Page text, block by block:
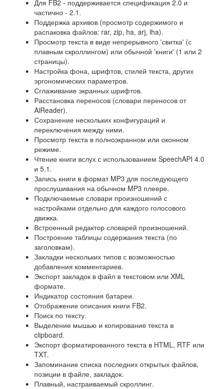
Для FB2 - поддерживается спецификация 2.0 и
частично - 2.1.
Поддержка архивов (просмотр содержимого и
распаковка файлов: rar, zip, ha, arj, lha).
Просмотр текста в виде непрерывного 'свитка' (с
плавным скроллингом) или обычной 'книги' (1 или 2
страницы).
Настройка фона, шрифтов, стилей текста, других
эргономических параметров.
Сглаживание экранных шрифтов.
Расстановка переносов (словари переносов от
AlReader).
Сохранение нескольких конфигураций и
переключения между ними.
Просмотр текста в полноэкранном или оконном
режиме.
Чтение книги вслух с использованием SpeechAPI 4.0
и 5.1.
Запись книги в формат MP3 для последующего
прослушивания на обычном MP3 плеере.
Подключаемые словари произношений с
настройками отдельно для каждого голосового
движка.
Встроенный редактор словарей произношений.
Построение таблицы содержания текста (по
заголовкам).
Закладки нескольких типов с возможностью
добавления комментариев.
Экспорт закладок в файл в текстовом или XML
формате.
Индикатор состояния батареи.
Отображение описания книги FB2.
Поиск по тексту.
Выделение мышью и копирование текста в
clipboard.
Экспорт форматированного текста в HTML, RTF или
TXT.
Запоминание списка последних открытых файлов,
позиции в файле, закладок.
Плавный, настраиваемый скроллинг.